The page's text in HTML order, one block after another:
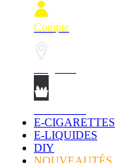
Compte
E-CIGARETTES
E-LIQUIDES
DIY
NOUVEAUTÉS